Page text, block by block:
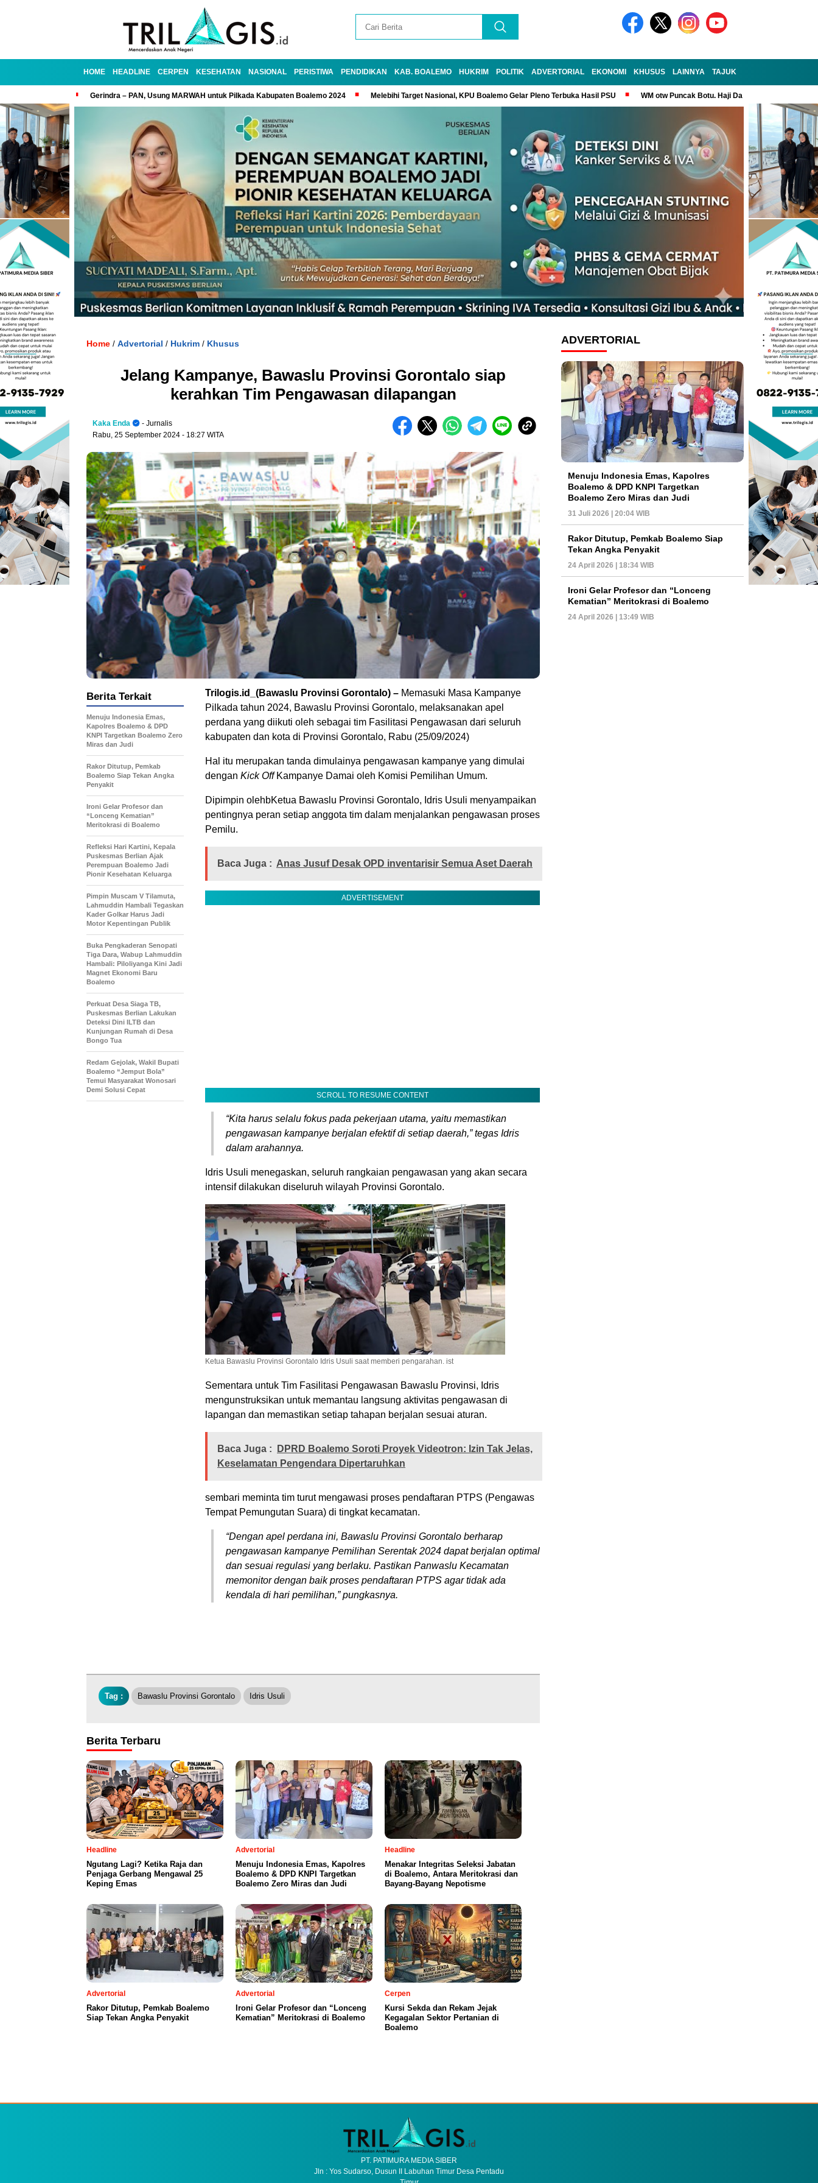
HOME HEADLINE CERPEN KESEHATAN NASIONAL PERISTIWA PENDIDIKAN KAB. BOALEMO HUKRIM POLITIK ADVERTORIAL EKONOMI KHUSUS LAINNYA TAJUK
Gerindra – PAN, Usung MARWAH untuk Pilkada Kabupaten Boalemo 2024 Melebihi Target Nasional, KPU Boalemo Gelar Pleno Terbuka Hasil PSU WM otw Puncak Botu. Haji Darem Masih Tangguh
Home / Advertorial / Hukrim / Khusus
Jelang Kampanye, Bawaslu Provinsi Gorontalo siap
kerahkan Tim Pengawasan dilapangan
Kaka Enda
- Jurnalis
Rabu, 25 September 2024 - 18:27 WITA
Trilogis.id_(Bawaslu Provinsi Gorontalo) – Memasuki Masa Kampanye
Pilkada tahun 2024, Bawaslu Provinsi Gorontalo, melaksanakan apel
perdana yang diikuti oleh sebagai tim Fasilitasi Pengawasan dari seluruh
kabupaten dan kota di Provinsi Gorontalo, Rabu (25/09/2024)
Hal itu merupakan tanda dimulainya pengawasan kampanye yang dimulai
dengan Kick OffKampanye Damai oleh Komisi Pemilihan Umum.
Dipimpin olehbKetua Bawaslu Provinsi Gorontalo, Idris Usuli menyampaikan
pentingnya peran setiap anggota tim dalam menjalankan pengawasan proses
Pemilu.
Baca Juga : Anas Jusuf Desak OPD inventarisir Semua Aset Daerah
ADVERTISEMENT
SCROLL TO RESUME CONTENT
“Kita harus selalu fokus pada pekerjaan utama, yaitu memastikan
pengawasan kampanye berjalan efektif di setiap daerah,” tegas Idris
dalam arahannya.
Idris Usuli menegaskan, seluruh rangkaian pengawasan yang akan secara
intensif dilakukan diseluruh wilayah Provinsi Gorontalo.
Ketua Bawaslu Provinsi Gorontalo Idris Usuli saat memberi pengarahan. ist
Sementara untuk Tim Fasilitasi Pengawasan Bawaslu Provinsi, Idris
mengunstruksikan untuk memantau langsung aktivitas pengawasan di
lapangan dan memastikan setiap tahapan berjalan sesuai aturan.
Baca Juga :
DPRD Boalemo Soroti Proyek Videotron: Izin Tak Jelas,
Keselamatan Pengendara Dipertaruhkan
sembari meminta tim turut mengawasi proses pendaftaran PTPS (Pengawas
Tempat Pemungutan Suara) di tingkat kecamatan.
“Dengan apel perdana ini, Bawaslu Provinsi Gorontalo berharap
pengawasan kampanye Pemilihan Serentak 2024 dapat berjalan optimal
dan sesuai regulasi yang berlaku. Pastikan Panwaslu Kecamatan
memonitor dengan baik proses pendaftaran PTPS agar tidak ada
kendala di hari pemilihan,” pungkasnya.
Berita Terkait
Menuju Indonesia Emas,
Kapolres Boalemo & DPD
KNPI Targetkan Boalemo Zero
Miras dan Judi
Rakor Ditutup, Pemkab
Boalemo Siap Tekan Angka
Penyakit
Ironi Gelar Profesor dan
“Lonceng Kematian”
Meritokrasi di Boalemo
Refleksi Hari Kartini, Kepala
Puskesmas Berlian Ajak
Perempuan Boalemo Jadi
Pionir Kesehatan Keluarga
Pimpin Muscam V Tilamuta,
Lahmuddin Hambali Tegaskan
Kader Golkar Harus Jadi
Motor Kepentingan Publik
Buka Pengkaderan Senopati
Tiga Dara, Wabup Lahmuddin
Hambali: Piloliyanga Kini Jadi
Magnet Ekonomi Baru
Boalemo
Perkuat Desa Siaga TB,
Puskesmas Berlian Lakukan
Deteksi Dini ILTB dan
Kunjungan Rumah di Desa
Bongo Tua
Redam Gejolak, Wakil Bupati
Boalemo “Jemput Bola”
Temui Masyarakat Wonosari
Demi Solusi Cepat
Tag : Bawaslu Provinsi Gorontalo Idris Usuli
Berita Terbaru
Headline
Ngutang Lagi? Ketika Raja dan
Penjaga Gerbang Mengawal 25
Keping Emas
Advertorial
Menuju Indonesia Emas, Kapolres
Boalemo & DPD KNPI Targetkan
Boalemo Zero Miras dan Judi
Headline
Menakar Integritas Seleksi Jabatan
di Boalemo, Antara Meritokrasi dan
Bayang-Bayang Nepotisme
Advertorial
Rakor Ditutup, Pemkab Boalemo
Siap Tekan Angka Penyakit
Advertorial
Ironi Gelar Profesor dan “Lonceng
Kematian” Meritokrasi di Boalemo
Cerpen
Kursi Sekda dan Rekam Jejak
Kegagalan Sektor Pertanian di
Boalemo
ADVERTORIAL
Menuju Indonesia Emas, Kapolres
Boalemo & DPD KNPI Targetkan
Boalemo Zero Miras dan Judi
31 Juli 2026 | 20:04 WIB
Rakor Ditutup, Pemkab Boalemo Siap
Tekan Angka Penyakit
24 April 2026 | 18:34 WIB
Ironi Gelar Profesor dan “Lonceng
Kematian” Meritokrasi di Boalemo
24 April 2026 | 13:49 WIB
PT. PATIMURA MEDIA SIBER
Jln : Yos Sudarso, Dusun II Labuhan Timur Desa Pentadu